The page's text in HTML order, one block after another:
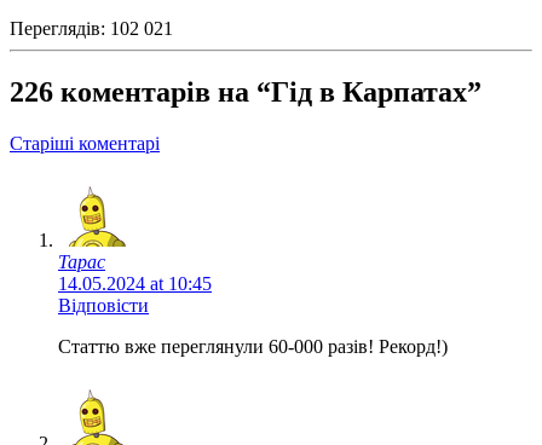
Переглядів: 102 021
226 коментарів на “Гід в Карпатах”
Comment
navigation
Старіші коментарі
Тарас
14.05.2024 at 10:45
Відповісти
Статтю вже переглянули 60-000 разів! Рекорд!)